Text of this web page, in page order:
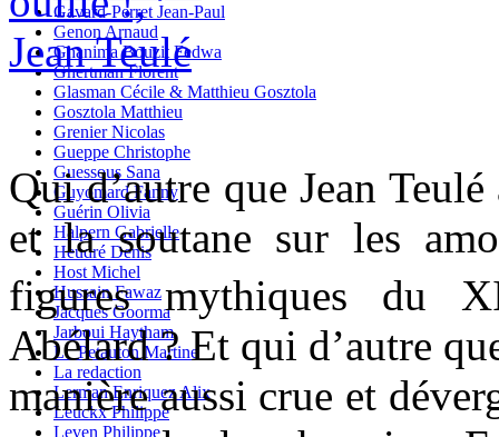
Gavard-Perret Jean-Paul
Genon Arnaud
Ghanima Bouzit Fedwa
Ghertman Florent
Glasman Cécile & Matthieu Gosztola
Gosztola Matthieu
Grenier Nicolas
Gueppe Christophe
Guessous Sana
Guyomard Fanny
Guérin Olivia
Halpern Gabrielle
Heudré Denis
Host Michel
Hussain Fawaz
Jacques Goorma
Jarboui Haytham
L_ Petauton Martine
La redaction
Lerman Enriquez Alix
Leuckx Philippe
Leven Philippe
Qui d’autre que Jean
et la soutane sur les
figures mythiques du
Abélard ? Et qui d’autre
manière aussi crue et